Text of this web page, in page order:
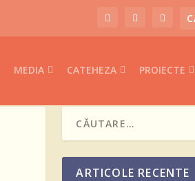
MEDIA CATEHEZA PROIECTE
ARTICOLE RECENTE